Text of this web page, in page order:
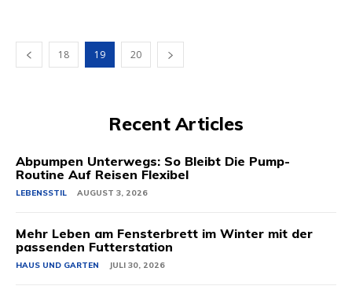
18 19 20
Recent Articles
Abpumpen Unterwegs: So Bleibt Die Pump-
Routine Auf Reisen Flexibel
LEBENSSTIL AUGUST 3, 2026
Mehr Leben am Fensterbrett im Winter mit der
passenden Futterstation
HAUS UND GARTEN JULI 30, 2026